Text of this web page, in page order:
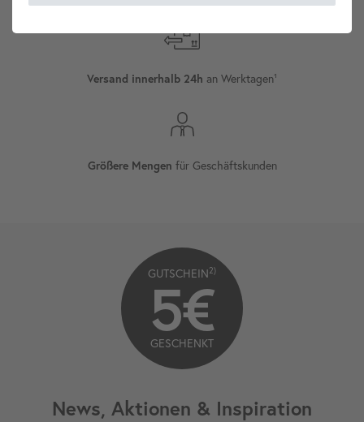
Versand innerhalb 24h an Werktagen¹
Größere Mengen für Geschäftskunden
News, Aktionen & Inspiration
GUTSCHEIN2)
5€
GESCHENKT